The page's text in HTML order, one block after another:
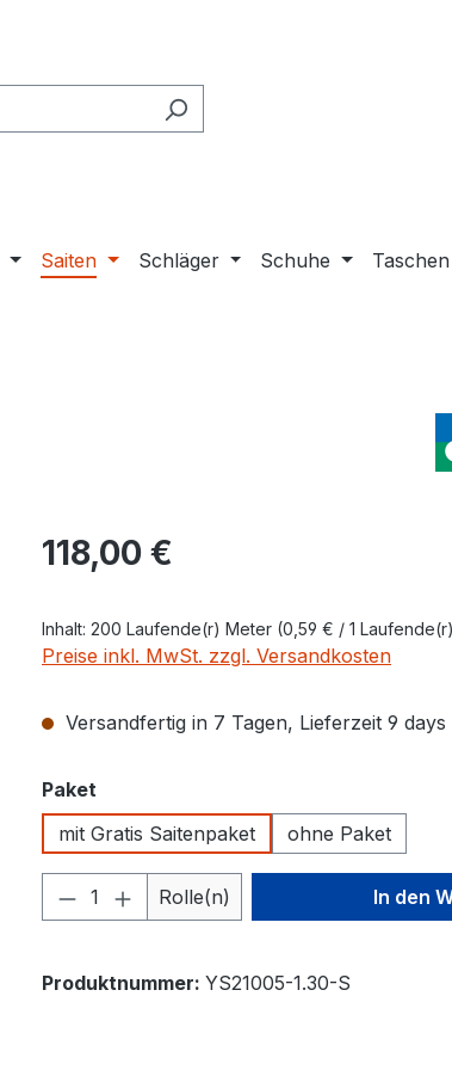
Saiten Schläger Schuhe Taschen
Regulärer Preis:
118,00 €
Inhalt: 200 Laufende(r) Meter (0,59 € / 1
Preise inkl. MwSt. zzgl. Versandkosten
Versandfertig in 7 Tagen, Lieferzeit 9 days
Paket
mit Gratis Saitenpaket
ohne Paket
Produkt Anzahl: Gib den
Rolle(n) In den
Produktnummer: YS21005-1.30-S